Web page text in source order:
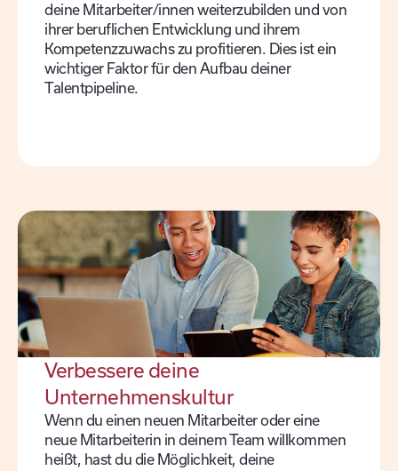
deine Mitarbeiter/innen weiterzubilden und von
ihrer beruflichen Entwicklung und ihrem
Kompetenzzuwachs zu profitieren. Dies ist ein
wichtiger Faktor für den Aufbau deiner
Talentpipeline.
Verbessere deine
Unternehmenskultur
Wenn du einen neuen Mitarbeiter oder eine
neue Mitarbeiterin in deinem Team willkommen
heißt, hast du die Möglichkeit, deine